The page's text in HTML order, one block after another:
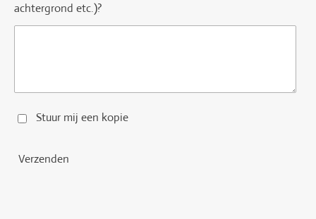
achtergrond etc.)?
Stuur mij een kopie
Verzenden